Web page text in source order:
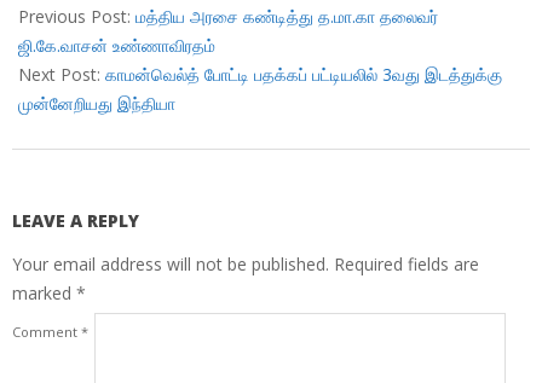
04-
06
Previous Post: மத்திய அரசை கண்டித்து த.மா.கா தலைவர்
ஜி.கே.வாசன் உண்ணாவிரதம்
Next Post: காமன்வெல்த் போட்டி பதக்கப் பட்டியலில் 3வது இடத்துக்கு
முன்னேறியது இந்தியா
LEAVE A REPLY
Your email address will not be published. Required fields are
marked *
Comment *